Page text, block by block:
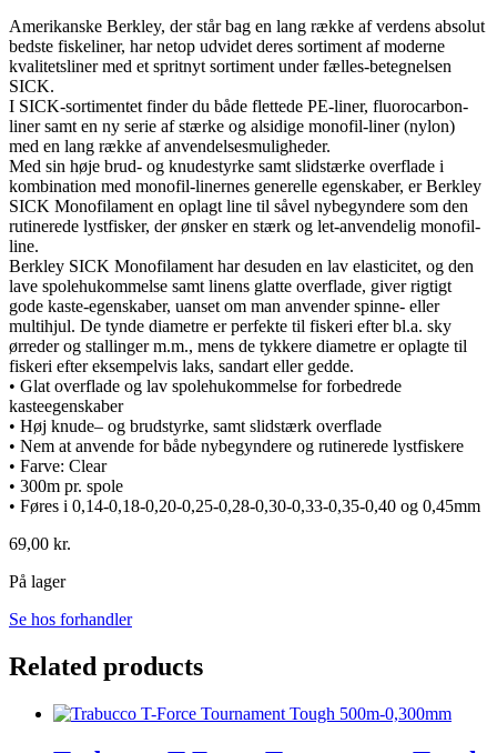
Amerikanske Berkley, der står bag en lang række af verdens absolut
bedste fiskeliner, har netop udvidet deres sortiment af moderne
kvalitetsliner med et spritnyt sortiment under fælles-betegnelsen
SICK.
I SICK-sortimentet finder du både flettede PE-liner, fluorocarbon-
liner samt en ny serie af stærke og alsidige monofil-liner (nylon)
med en lang række af anvendelsesmuligheder.
Med sin høje brud- og knudestyrke samt slidstærke overflade i
kombination med monofil-linernes generelle egenskaber, er Berkley
SICK Monofilament en oplagt line til såvel nybegyndere som den
rutinerede lystfisker, der ønsker en stærk og let-anvendelig monofil-
line.
Berkley SICK Monofilament har desuden en lav elasticitet, og den
lave spolehukommelse samt linens glatte overflade, giver rigtigt
gode kaste-egenskaber, uanset om man anvender spinne- eller
multihjul. De tynde diametre er perfekte til fiskeri efter bl.a. sky
ørreder og stallinger m.m., mens de tykkere diametre er oplagte til
fiskeri efter eksempelvis laks, sandart eller gedde.
• Glat overflade og lav spolehukommelse for forbedrede
kasteegenskaber
• Høj knude– og brudstyrke, samt slidstærk overflade
• Nem at anvende for både nybegyndere og rutinerede lystfiskere
• Farve: Clear
• 300m pr. spole
• Føres i 0,14-0,18-0,20-0,25-0,28-0,30-0,33-0,35-0,40 og 0,45mm
69,00 kr.
På lager
Se hos forhandler
Related products